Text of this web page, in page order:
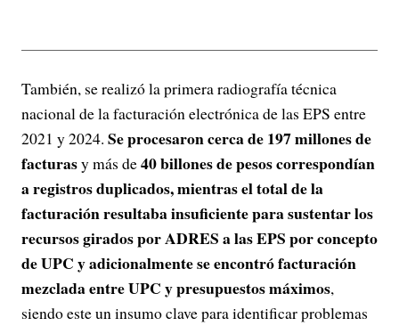
También, se realizó la primera radiografía técnica
nacional de la facturación electrónica de las EPS entre
2021 y 2024. Se procesaron cerca de 197 millones de
facturasy más de40 billones de pesos correspondían
a registros duplicados, mientras el total de la
facturación resultaba insuficiente para sustentar los
recursos girados por ADRES a las EPS por concepto
de UPC y adicionalmente se encontró facturación
mezclada entre UPC y presupuestos máximos,
siendo este un insumo clave para identificar problemas